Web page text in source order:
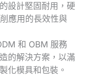
設計堅固耐用，硬
應用的長效性與
和 OBM 服務
的解決方案，以滿
化模具和包裝。